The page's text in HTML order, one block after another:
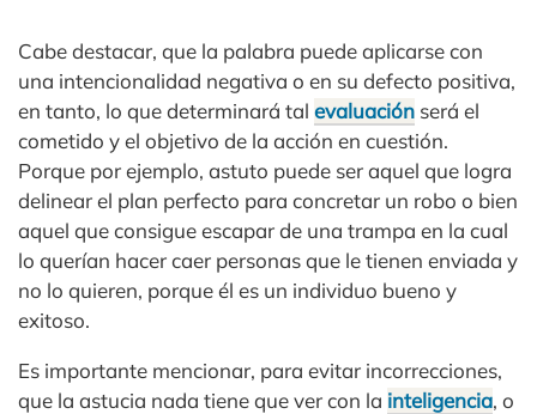
Cabe destacar, que la palabra puede aplicarse con
una intencionalidad negativa o en su defecto positiva,
en tanto, lo que determinará tal evaluación será el
cometido y el objetivo de la acción en cuestión.
Porque por ejemplo, astuto puede ser aquel que logra
delinear el plan perfecto para concretar un robo o bien
aquel que consigue escapar de una trampa en la cual
lo querían hacer caer personas que le tienen enviada y
no lo quieren, porque él es un individuo bueno y
exitoso.
Es importante mencionar, para evitar incorrecciones,
que la astucia nada tiene que ver con la inteligencia, o